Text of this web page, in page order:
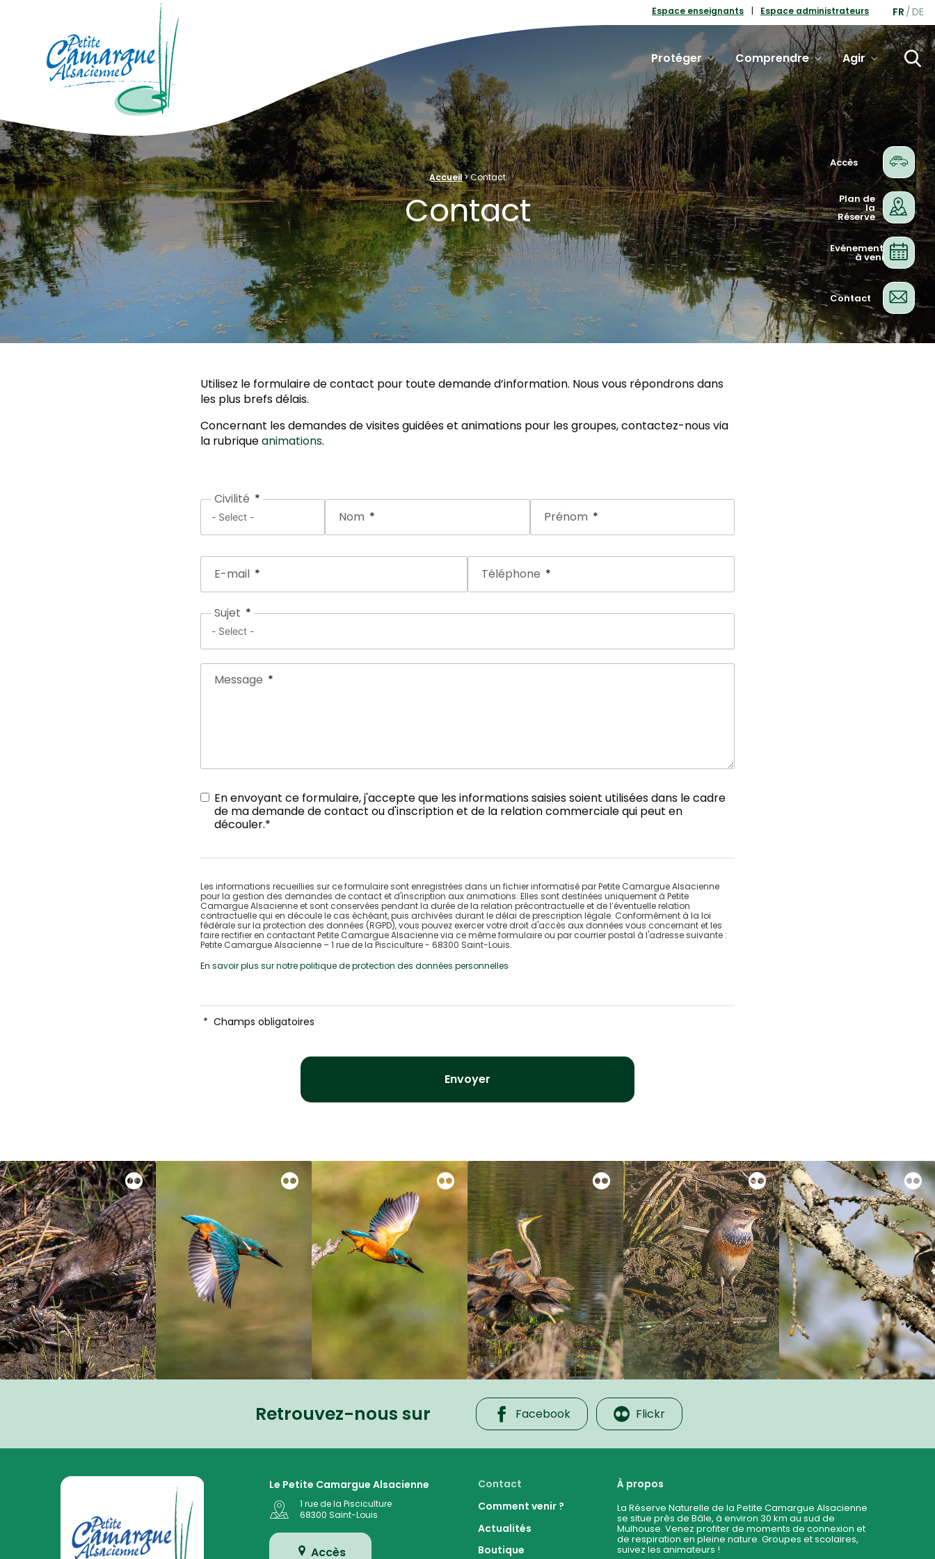
Espace enseignants Espace administrateurs FR DE
La Petite Camargue Alsacienne Réserve Naturelle au cœur de la plaine rhénane alluviale
Protéger Comprendre Agir
Fil d'Ariane : Accueil›Contact
Contact
Utilisez le formulaire de contact pour toute demande d’information. Nous vous répondrons dans
les plus brefs délais.
Concernant les demandes de visites guidées et animations pour les groupes, contactez-nous via
la rubriqueanimations.
Civilité
Nom
Prénom
E-mail Téléphone
Sujet
Message
En envoyant ce formulaire, j'accepte que les informations saisies soient utilisées dans le cadre
de ma demande de contact ou d'inscription et de la relation commerciale qui peut en
découler.*
Les informations recueillies sur ce formulaire sont enregistrées dans un fichier informatisé par Petite Camargue Alsacienne
pour la gestion des demandes de contact et d'inscription aux animations. Elles sont destinées uniquement à Petite
Camargue Alsacienne et sont conservées pendant la durée de la relation précontractuelle et de l’éventuelle relation
contractuelle qui en découle le cas échéant, puis archivées durant le délai de prescription légale. Conformément à la loi
fédérale sur la protection des données (RGPD), vous pouvez exercer votre droit d'accès aux données vous concernant et les
faire rectifier en contactant Petite Camargue Alsacienne via ce même formulaire ou par courrier postal à l'adresse suivante :
Petite Camargue Alsacienne – 1 rue de la Pisciculture - 68300 Saint-Louis.
En savoir plus sur notre politique de protection des données personnelles
* Champs obligatoires
Envoyer
Retrouvez-nous sur Facebook Flickr
La Petite Camargue Alsacienne Réserve Naturelle au cœur de la plaine rhénane alluviale
Le Petite Camargue Alsacienne
1 rue de la Pisciculture
68300 Saint-Louis
Accès
Contact
Comment venir ?
Actualités
Boutique
À propos
La Réserve Naturelle de la Petite Camargue Alsacienne
se situe près de Bâle, à environ 30 km au sud de
Mulhouse. Venez profiter de moments de connexion et
de respiration en pleine nature. Groupes et scolaires,
suivez les animateurs !
Accès
Plan de
la
Réserve
Evénements
à venir
Contact